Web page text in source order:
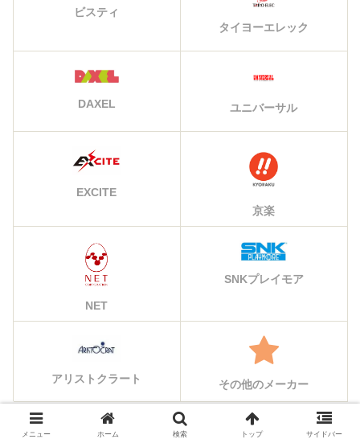
ビスティ
タイヨーエレック
DAXEL ユニバーサル
EXCITE
京楽
NET
SNKプレイモア
アリストクラート その他のメーカー
メニュー ホーム 検索 トップ サイドバー